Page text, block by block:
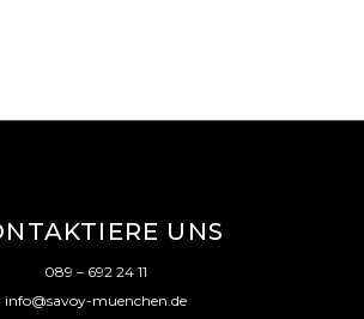
UNS
089 – 692 24 11
info@savoy-muenchen.de